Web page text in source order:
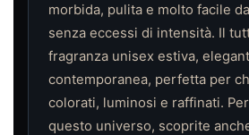
morbida, pulita e molto facile
senza eccessi di intensità. Il
fragranza unisex estiva,
contemporanea, perfetta per
colorati, luminosi e raffinati.
questo universo, scoprite